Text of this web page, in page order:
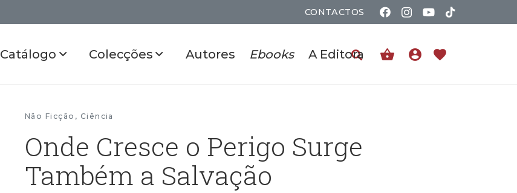
CONTACTOS
Catálogo Colecções Autores Ebooks A Editora shopping_basket account_circle favorite
Não Ficção , Ciência
Onde Cresce o Perigo Surge
Também a Salvação